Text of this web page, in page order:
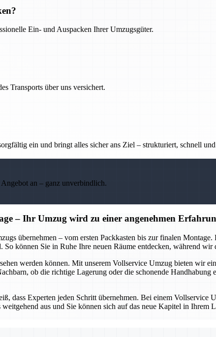
Ein- und Auspacken Ihrer Umzugsgüter.
Transports über uns versichert.
ein und bringt alles sicher ans Ziel – strukturiert, schnell
an – ganz unverbindlich.
– Ihr Umzug wird zu einer angenehmen
übernehmen – vom ersten Packkasten bis zur finalen
So können Sie in Ruhe Ihre neuen Räume entdecken, während
werden können. Mit unserem Vollservice Umzug bieten wir
ob die richtige Lagerung oder die schonende
dass Experten jeden Schritt übernehmen. Bei einem Vollservice
aus und Sie können sich auf das neue Kapitel in